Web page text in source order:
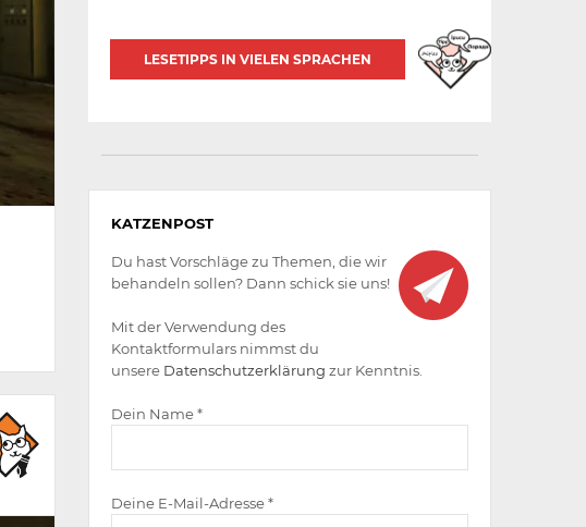
LESETIPPS IN VIELEN SPRACHEN
werden
KATZENPOST
Du hast Vorschläge zu Themen, die wir
behandeln sollen? Dann schick sie uns!
Mit der Verwendung des
Kontaktformulars nimmst du
unsere Datenschutzerklärung zur Kenntnis.
Dein Name *
Deine E-Mail-Adresse *